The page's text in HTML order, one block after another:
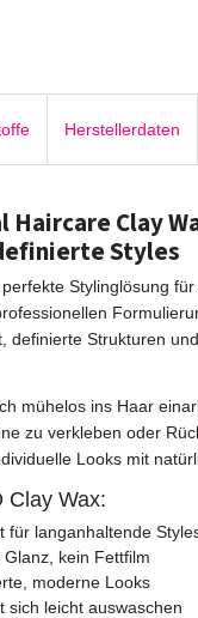
Herstellerdaten
Haircare Clay
Styles
Stylinglösung
definierte Strukturen
mühelos ins Haar
zu verkleben oder
Looks mit
Clay Wax:
für langanhaltende
kein Fettfilm
moderne Looks
sich leicht auswaschen